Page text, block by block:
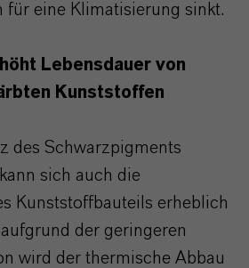
für eine Klimatisierung sinkt.
Lebensdauer von
Kunststoffen
des Schwarzpigments
sich auch die
Kunststoffbauteils erheblich
der geringeren
wird der thermische Abbau